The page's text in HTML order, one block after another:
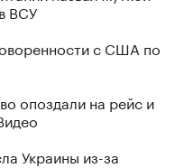
ВСУ
с США по
опоздали на рейс и
Украины из-за